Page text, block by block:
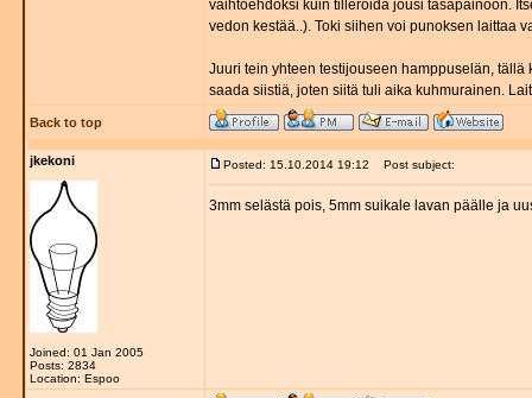
vaihtoehdoksi kuin tilleröidä jousi tasapainoon.
vedon kestää..). Toki siihen voi punoksen laittaa
Juuri tein yhteen testijouseen hamppuselän,
saada siistiä, joten siitä tuli aika kuhmurainen.
Back to top
jkekoni
Joined: 01 Jan 2005
Posts: 2834
Location: Espoo
Posted: 15.10.2014 19:12 Post subject:
3mm selästä pois, 5mm suikale lavan päälle ja